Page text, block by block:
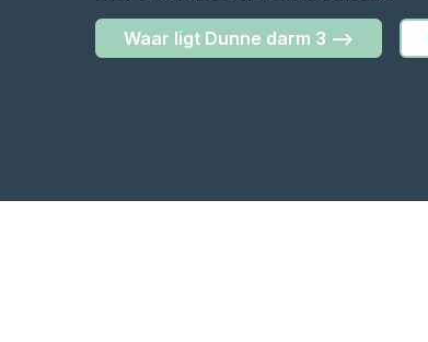
Waar ligt Dunne darm 3 -->